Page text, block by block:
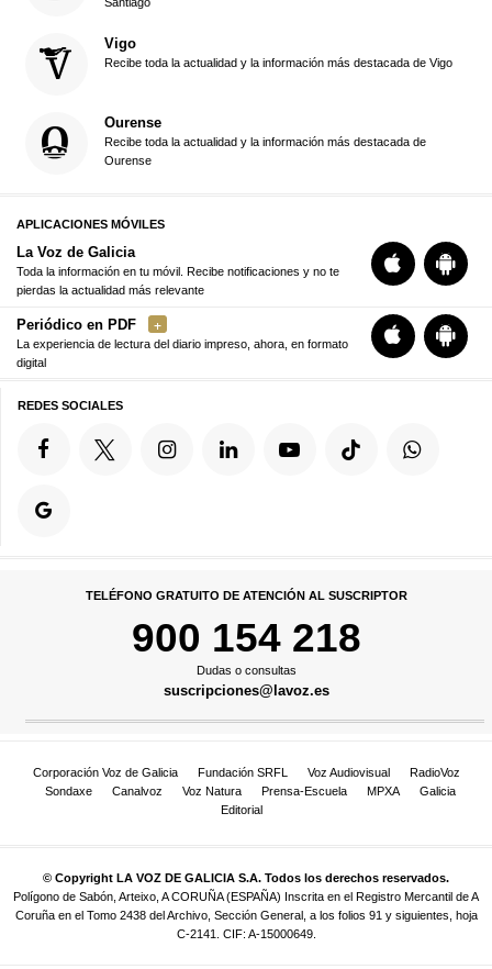
Vigo
Recibe toda la actualidad y la información más destacada de Vigo
Ourense
Recibe toda la actualidad y la información más destacada de
Ourense
APLICACIONES MÓVILES
La Voz de Galicia
Toda la información en tu móvil. Recibe notificaciones y no te
pierdas la actualidad más relevante
Periódico en PDF
La experiencia de lectura del diario impreso, ahora, en formato
digital
REDES SOCIALES
TELÉFONO GRATUITO DE ATENCIÓN AL SUSCRIPTOR
900 154 218
Dudas o consultas
suscripciones@lavoz.es
Corporación Voz de Galicia Fundación SRFL Voz Audiovisual
RadioVoz
Sondaxe
Canalvoz Voz Natura Prensa-Escuela MPXA
Galicia
Editorial
© Copyright LA VOZ DE GALICIA S.A. Todos los derechos reservados.
Polígono de Sabón, Arteixo, A CORUÑA (ESPAÑA) Inscrita en el Registro Mercantil de A
Coruña en el Tomo 2438 del Archivo, Sección General, a los folios 91 y siguientes, hoja
C-2141. CIF: A-15000649.